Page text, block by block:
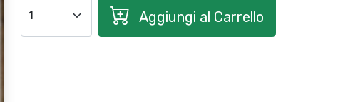
Aggiungi al Carrello